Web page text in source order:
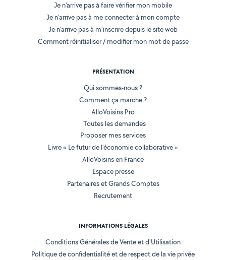
Je n'arrive pas à faire vérifier mon mobile
Je n'arrive pas à me connecter à mon compte
Je n'arrive pas à m'inscrire depuis le site web
Comment réinitialiser / modifier mon mot de passe
PRÉSENTATION
Qui sommes-nous ?
Comment ça marche ?
AlloVoisins Pro
Toutes les demandes
Proposer mes services
Livre « Le futur de l'économie collaborative »
AlloVoisins en France
Espace presse
Partenaires et Grands Comptes
Recrutement
INFORMATIONS LÉGALES
Conditions Générales de Vente et d'Utilisation
Politique de confidentialité et de respect de la vie privée